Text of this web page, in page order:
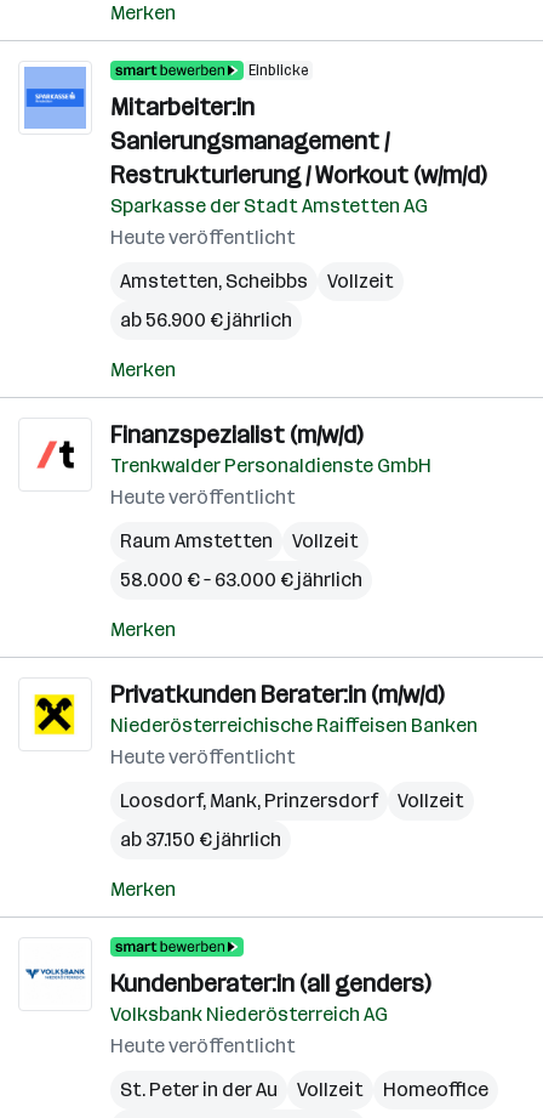
Merken
Einblicke
Mitarbeiter:in
Sanierungsmanagement /
Restrukturierung / Workout (w/m/d)
Sparkasse der Stadt Amstetten AG
Heute veröffentlicht
Amstetten, Scheibbs
Vollzeit
ab 56.900 € jährlich
Merken
Finanzspezialist (m/w/d)
Trenkwalder Personaldienste GmbH
Heute veröffentlicht
Raum Amstetten
Vollzeit
58.000 € – 63.000 € jährlich
Merken
Privatkunden Berater:in (m/w/d)
Niederösterreichische Raiffeisen Banken
Heute veröffentlicht
Loosdorf, Mank, Prinzersdorf
Vollzeit
ab 37.150 € jährlich
Merken
Kundenberater:in (all genders)
Volksbank Niederösterreich AG
Heute veröffentlicht
St. Peter in der Au
Vollzeit
Homeoffice